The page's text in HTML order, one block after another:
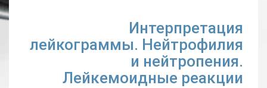
Интерпретация
лейкограммы. Нейтрофилия
и нейтропения.
Лейкемоидные реакции